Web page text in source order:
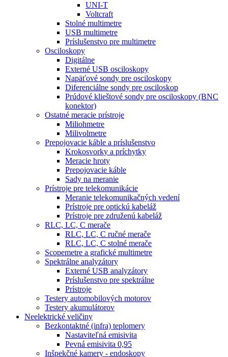
UNI-T
Voltcraft
Stolné multimetre
USB multimetre
Príslušenstvo pre multimetre
Osciloskopy
Digitálne
Externé USB osciloskopy
Napäťové sondy pre osciloskopy
Diferenciálne sondy pre osciloskop
Prúdové klieštové sondy pre osciloskopy (BNC
konektor)
Ostatné meracie prístroje
Miliohmetre
Milivolmetre
Prepojovacie káble a príslušenstvo
Krokosvorky a príchytky
Meracie hroty
Prepojovacie káble
Sady na meranie
Prístroje pre telekomunikácie
Meranie telekomunikačných vedení
Prístroje pre optickú kabeláž
Prístroje pre združenú kabeláž
RLC, LC, C merače
RLC, LC, C ručné merače
RLC, LC, C stolné merače
Scopemetre a grafické multimetre
Spektrálne analyzátory
Externé USB analyzátory
Príslušenstvo pre spektrálne
Prístroje
Testery automobilových motorov
Testery akumulátorov
Neelektrické veličiny
Bezkontaktné (infra) teplomery
Nastaviteľná emisivita
Pevná emisivita 0,95
Inšpekčné kamery - endoskopy